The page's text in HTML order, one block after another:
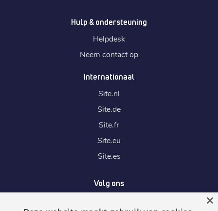
Hulp & ondersteuning
Helpdesk
Neem contact op
Internationaal
Site.nl
Site.de
Site.fr
Site.eu
Site.es
Volg ons
×